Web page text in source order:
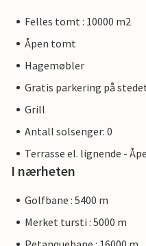
Felles tomt : 10000 m2
Åpen tomt
Hagemøbler
Gratis parkering på
Grill
Antall solsenger: 0
Terrasse el. lignende -
I nærheten
Golfbane : 5400 m
Merket tursti : 5000 m